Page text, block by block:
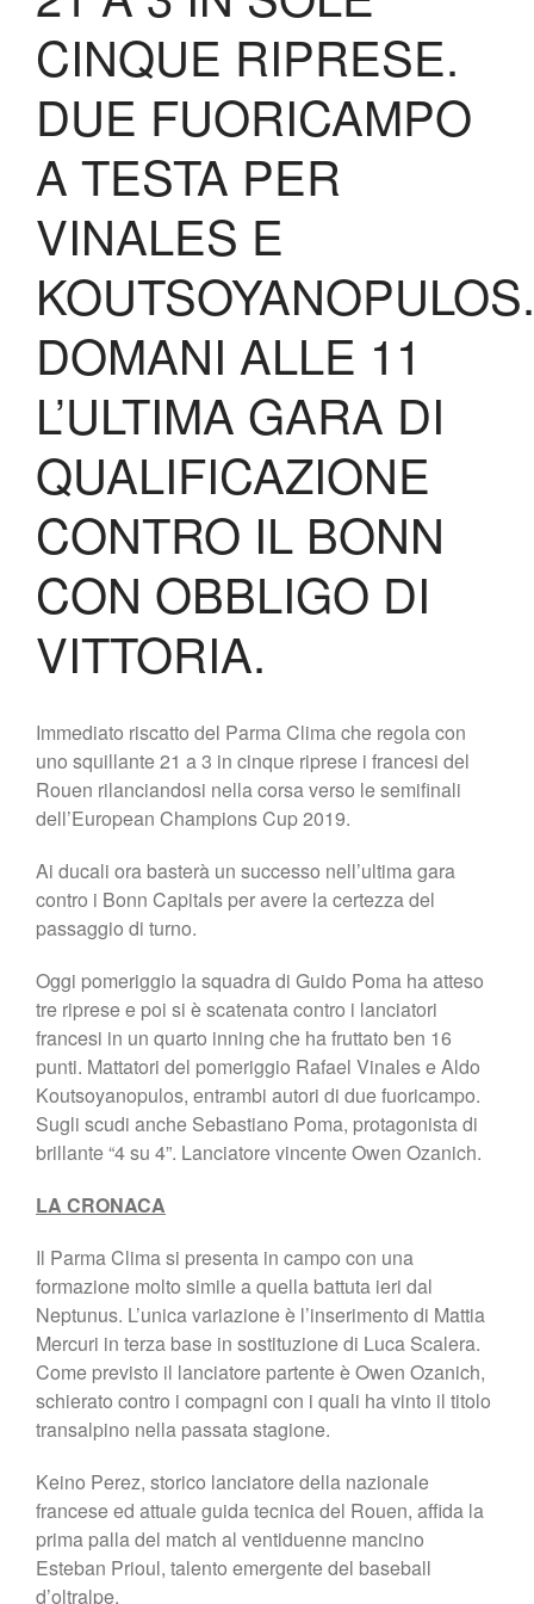
Biglietteria
Lo Stadio
Shop
CINQUE RIPRESE.
DUE FUORICAMPO
A TESTA PER
VINALES E
KOUTSOYANOPULOS.
DOMANI ALLE 11
L’ULTIMA GARA DI
QUALIFICAZIONE
CONTRO IL BONN
CON OBBLIGO DI
VITTORIA.
Immediato riscatto del Parma Clima che regola con
uno squillante 21 a 3 in cinque riprese i francesi del
Rouen rilanciandosi nella corsa verso le semifinali
dell’European Champions Cup 2019.
Ai ducali ora basterà un successo nell’ultima gara
contro i Bonn Capitals per avere la certezza del
passaggio di turno.
Oggi pomeriggio la squadra di Guido Poma ha atteso
tre riprese e poi si è scatenata contro i lanciatori
francesi in un quarto inning che ha fruttato ben 16
punti. Mattatori del pomeriggio Rafael Vinales e Aldo
Koutsoyanopulos, entrambi autori di due fuoricampo.
Sugli scudi anche Sebastiano Poma, protagonista di
brillante “4 su 4”. Lanciatore vincente Owen Ozanich.
LA CRONACA
Il Parma Clima si presenta in campo con una
formazione molto simile a quella battuta ieri dal
Neptunus. L’unica variazione è l’inserimento di Mattia
Mercuri in terza base in sostituzione di Luca Scalera.
Come previsto il lanciatore partente è Owen Ozanich,
schierato contro i compagni con i quali ha vinto il titolo
transalpino nella passata stagione.
Keino Perez, storico lanciatore della nazionale
francese ed attuale guida tecnica del Rouen, affida la
prima palla del match al ventiduenne mancino
Esteban Prioul, talento emergente del baseball
d’oltralpe.